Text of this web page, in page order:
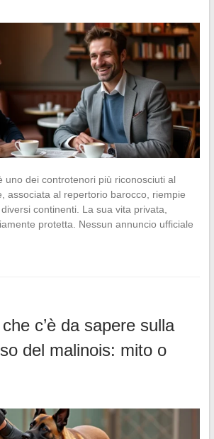
uno dei controtenori più riconosciuti al
associata al repertorio barocco, riempie
continenti. La sua vita privata,
protetta. Nessun annuncio ufficiale
c’è da sapere sulla
del malinois: mito o